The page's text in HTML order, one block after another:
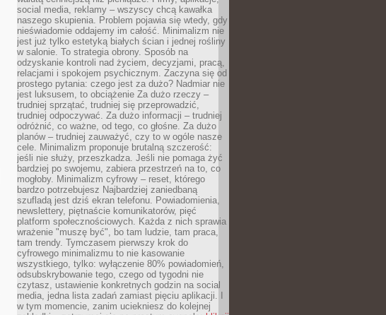
social media, reklamy – wszyscy chcą kawałka
naszego skupienia. Problem pojawia się wtedy, gdy
nieświadomie oddajemy im całość. Minimalizm nie
jest już tylko estetyką białych ścian i jednej rośliny
w salonie. To strategia obrony. Sposób na
odzyskanie kontroli nad życiem, decyzjami, pracą,
relacjami i spokojem psychicznym. Zaczyna się od
prostego pytania: czego jest za dużo? Nadmiar nie
jest luksusem, to obciążenie Za dużo rzeczy –
trudniej sprzątać, trudniej się przeprowadzić,
trudniej odpoczywać. Za dużo informacji – trudniej
odróżnić, co ważne, od tego, co głośne. Za dużo
planów – trudniej zauważyć, czy to w ogóle nasze
cele. Minimalizm proponuje brutalną szczerość:
jeśli nie służy, przeszkadza. Jeśli nie pomaga żyć
bardziej po swojemu, zabiera przestrzeń na to, co
mogłoby. Minimalizm cyfrowy – reset, którego
bardzo potrzebujesz Najbardziej zaniedbaną
szufladą jest dziś ekran telefonu. Powiadomienia,
newslettery, piętnaście komunikatorów, pięć
platform społecznościowych. Każda z nich sprawia
wrażenie "muszę być", bo tam ludzie, tam praca,
tam trendy. Tymczasem pierwszy krok do
cyfrowego minimalizmu to nie kasowanie
wszystkiego, tylko: wyłączenie 80% powiadomień,
odsubskrybowanie tego, czego od tygodni nie
czytasz, ustawienie konkretnych godzin na social
media, jedna lista zadań zamiast pięciu aplikacji. I
w tym momencie, zanim uciekniesz do kolejnej